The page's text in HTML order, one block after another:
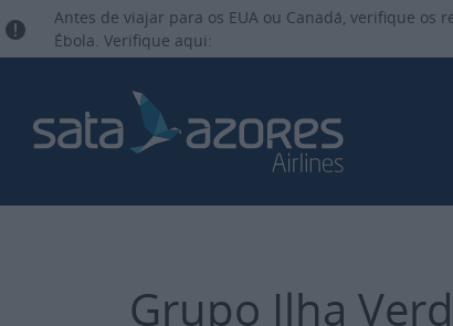
Antes de viajar para os EUA ou Canadá, verifique
Ébola. Verifique aqui:
Grupo Ilha